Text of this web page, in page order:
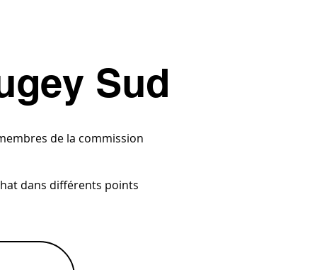
Sud
de la commission
dans différents points